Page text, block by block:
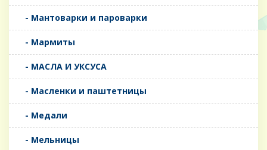
- Мантоварки и пароварки
- Мармиты
- МАСЛА И УКСУСА
- Масленки и паштетницы
- Медали
- Мельницы